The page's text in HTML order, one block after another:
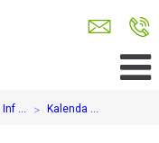
Inf ... > Kalenda ...